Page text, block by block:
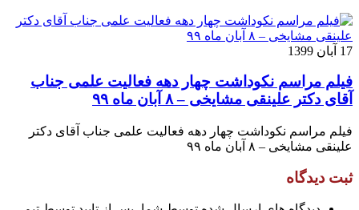
17 آبان 1399
فیلم مراسم نکوداشت چهار دهه فعالیت علمی جناب
آقای دکتر علینقی مشایخی – ۸ آبان ماه ۹۹
فیلم مراسم نکوداشت چهار دهه فعالیت علمی جناب آقای دکتر
علینقی مشایخی – ۸ آبان ماه ۹۹
ثبت دیدگاه